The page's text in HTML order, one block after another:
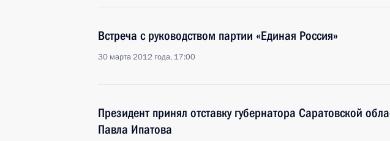
Встреча с руководством партии «Единая Россия»
30 марта 2012 года, 17:00
Президент принял отставку губернатора Саратовской
Павла Ипатова